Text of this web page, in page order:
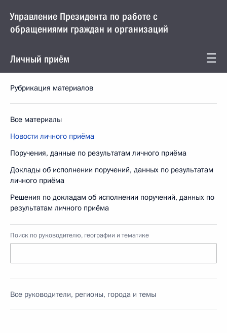
Управление Президента по работе с
обращениями граждан и организаций
Личный приём
Рубрикация материалов
Все материалы
Новости личного приёма
Поручения, данные по результатам личного приёма
Доклады об исполнении поручений, данных по результатам
личного приёма
Решения по докладам об исполнении поручений, данных по
результатам личного приёма
Поиск по руководителю, географии и тематике
Все руководители, регионы, города и темы